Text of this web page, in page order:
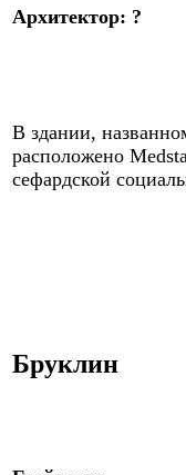
Архитектор: ?
В здании,
расположено
сефардской
Бруклин